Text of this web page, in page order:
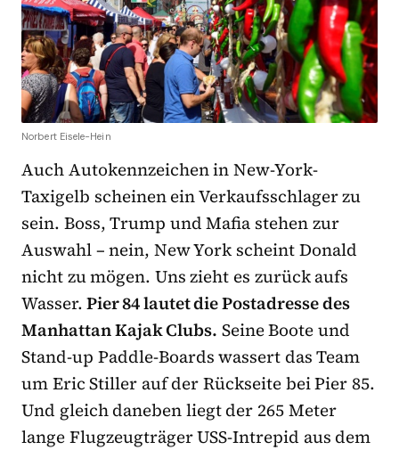
Norbert Eisele-Hein
Auch Autokennzeichen in New-York-
Taxigelb scheinen ein Verkaufsschlager zu
sein. Boss, Trump und Mafia stehen zur
Auswahl – nein, New York scheint Donald
nicht zu mögen. Uns zieht es zurück aufs
Wasser.Pier 84 lautet die Postadresse des
Manhattan Kajak Clubs. Seine Boote und
Stand-up Paddle-Boards wassert das Team
um Eric Stiller auf der Rückseite bei Pier 85.
Und gleich daneben liegt der 265 Meter
lange Flugzeugträger USS-Intrepid aus dem